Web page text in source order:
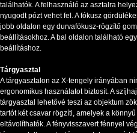
találhatók. A felhasználó az asztalra
nyugodt pózt vehet fel. A fókusz
jobb oldalon egy durvafókusz-rögzítő
beállításokhoz. A bal oldalon található
beállításhoz.
Tárgyasztal
A tárgyasztalon az X-tengely irányában
ergonomikus használatot biztosít. A
tárgyasztal lehetővé teszi az objektum
tartót két csavar rögzíti, amelyek a
eltávolíthatók. A fényvisszavert fénnyel